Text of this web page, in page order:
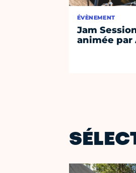
ÉVÈNEMENT
Jam
animée par